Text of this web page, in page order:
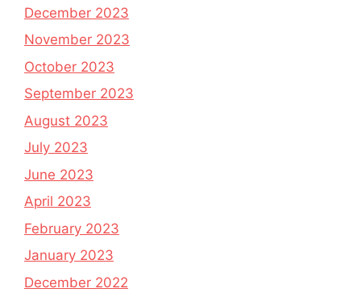
December 2023
November 2023
October 2023
September 2023
August 2023
July 2023
June 2023
April 2023
February 2023
January 2023
December 2022